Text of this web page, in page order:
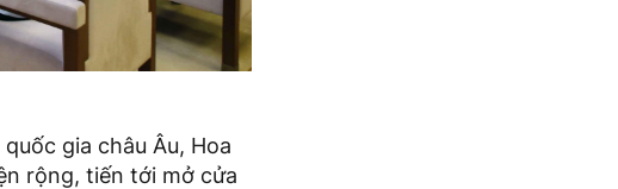
gia châu Âu, Hoa
rộng, tiến tới mở cửa